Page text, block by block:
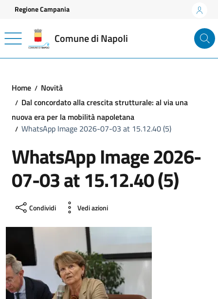
Vai ai contenuti
Vai al footer
Regione Campania
Comune di Napoli
Home
Novità
Dal concordato alla crescita strutturale: al via una
nuova era per la mobilità napoletana
WhatsApp Image 2026-07-03 at 15.12.40 (5)
WhatsApp Image 2026-
07-03 at 15.12.40 (5)
Condividi Vedi azioni